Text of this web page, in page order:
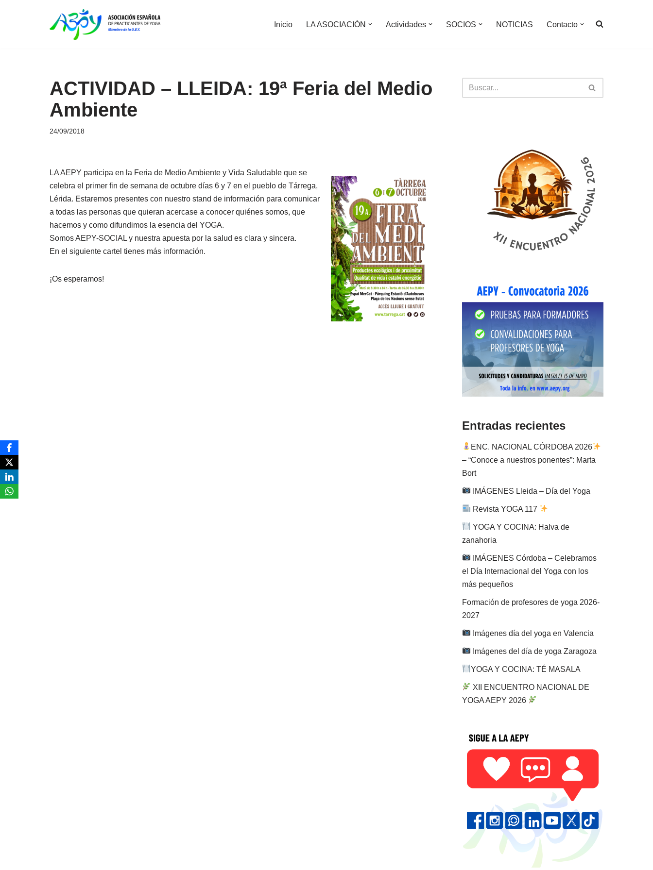
Inicio LA ASOCIACIÓN Actividades SOCIOS NOTICIAS Contacto
ACTIVIDAD – LLEIDA: 19ª Feria del Medio
Ambiente
24/09/2018
LA AEPY participa en la Feria de Medio Ambiente y Vida Saludable que se
celebra el primer fin de semana de octubre días 6 y 7 en el pueblo de Tárrega,
Lérida. Estaremos presentes con nuestro stand de información para comunicar
a todas las personas que quieran acercase a conocer quiénes somos, que
hacemos y como difundimos la esencia del YOGA.
Somos AEPY-SOCIAL y nuestra apuesta por la salud es clara y sincera.
En el siguiente cartel tienes más información.
¡Os esperamos!
Entradas recientes
ENC. NACIONAL CÓRDOBA 2026
– “Conoce a nuestros ponentes”: Marta
Bort
IMÁGENES Lleida – Día del Yoga
Revista YOGA 117
YOGA Y COCINA: Halva de
zanahoria
IMÁGENES Córdoba – Celebramos
el Día Internacional del Yoga con los
más pequeños
Formación de profesores de yoga 2026-
2027
Imágenes día del yoga en Valencia
Imágenes del día de yoga Zaragoza
YOGA Y COCINA: TÉ MASALA
XII ENCUENTRO NACIONAL DE
YOGA AEPY 2026